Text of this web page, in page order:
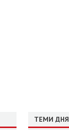
ТЕМИ ДНЯ